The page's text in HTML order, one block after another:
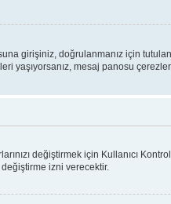
girişiniz, doğrulanmanız için
yaşıyorsanız, mesaj panosu
değiştirmek için Kullanıcı
değiştirme izni verecektir.